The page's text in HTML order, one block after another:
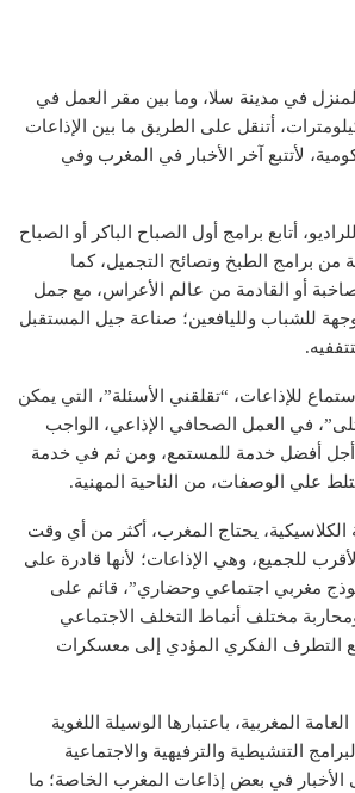
في مدينة سلا، وما بين مقر العمل في
حوالي الـ 10 كيلومترات، أتنقل على الطريق ما بين الإذاعات
لأتتبع آخر الأخبار في المغرب وفي
أتابع برامج أول الصباح الباكر أو الصباح
من برامج الطبخ ونصائح التجميل، كما
أو القادمة من عالم الأعراس، مع جمل
للشباب ولليافعين؛ صناعة جيل المستقبل
للإذاعات، “تقلقني الأسئلة”، التي يمكن
في العمل الصحافي الإذاعي، الواجب
من أجل أفضل خدمة للمستمع، ومن ثم في خدمة
علي الوصفات، من الناحية المهنية.
الكلاسيكية، يحتاج المغرب، أكثر من أي وقت
للجميع، وهي الإذاعات؛ لأنها قادرة على
مغربي اجتماعي وحضاري”، قائم على
مختلف أنماط التخلف الاجتماعي
التطرف الفكري المؤدي إلى معسكرات
المغربية، باعتبارها الوسيلة اللغوية
التنشيطية والترفيهية والاجتماعية
الأخبار في بعض إذاعات المغرب الخاصة؛ ما